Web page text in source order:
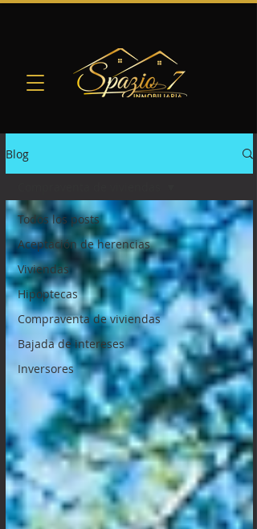
Blog
Todos los posts
Aceptación de herencias
Viviendas
Hipoptecas
Compraventa de viviendas
Bajada de intereses
Inversores